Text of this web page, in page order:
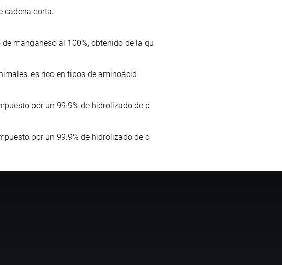
cadena corta.
manganeso al 100%, obtenido de la qu
es rico en tipos de aminoácid
por un 99.9% de hidrolizado de p
por un 99.9% de hidrolizado de c